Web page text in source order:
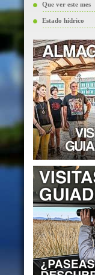
Que ver este mes
Estado hídrico